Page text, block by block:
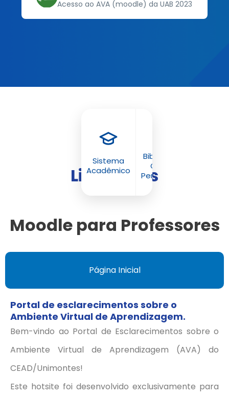
Acesso ao AVA (moodle) da UAB 2023
Sistema
Acadêmico
Biblioteca
Online
Pergamum
Links úteis
Moodle para Professores
Página Inicial
Portal de esclarecimentos sobre o
Ambiente Virtual de Aprendizagem.
Bem-vindo ao Portal de Esclarecimentos sobre o
Ambiente Virtual de Aprendizagem (AVA) do
CEAD/Unimontes!
Este hotsite foi desenvolvido exclusivamente para